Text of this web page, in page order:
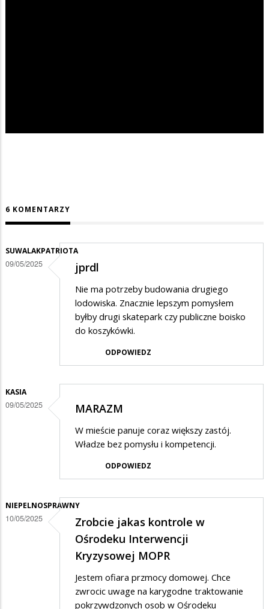
6 KOMENTARZY
SUWALAKPATRIOTA
09/05/2025 jprdl
Nie ma potrzeby budowania drugiego
lodowiska. Znacznie lepszym pomysłem
byłby drugi skatepark czy publiczne boisko
do koszykówki.
ODPOWIEDZ
KASIA
09/05/2025 MARAZM
W mieście panuje coraz większy zastój.
Władze bez pomysłu i kompetencji.
ODPOWIEDZ
NIEPELNOSPRAWNY
10/05/2025
Zrobcie jakas kontrole w
Ośrodeku Interwencji
Kryzysowej MOPR
Jestem ofiara przmocy domowej. Chce
zwrocic uwage na karygodne traktowanie
pokrzywdzonych osob w Ośrodeku